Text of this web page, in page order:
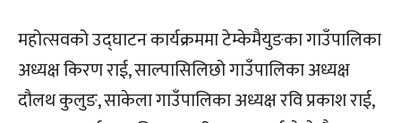
महोत्सवको उद्घाटन कार्यक्रममा टेम्केमैयुङका गाउँपालिका
अध्यक्ष किरण राई, साल्पासिलिछो गाउँपालिका अध्यक्ष
दौलथ कुलुङ, साकेला गाउँपालिका अध्यक्ष रवि प्रकाश राई,